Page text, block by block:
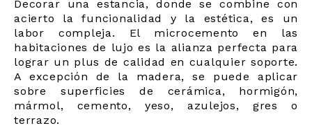
Decorar una estancia, donde se combine con
acierto la funcionalidad y la estética, es un
labor compleja. El microcemento en las
habitaciones de lujo es la alianza perfecta para
lograr un plus de calidad en cualquier soporte.
A excepción de la madera, se puede aplicar
sobre superficies de cerámica, hormigón,
mármol, cemento, yeso, azulejos, gres o
terrazo.